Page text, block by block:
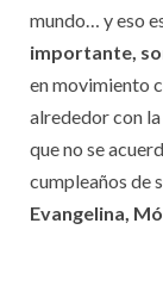
mundo… y eso
importante,
en movimiento
alrededor con
que no se
cumpleaños de
Evangelina,